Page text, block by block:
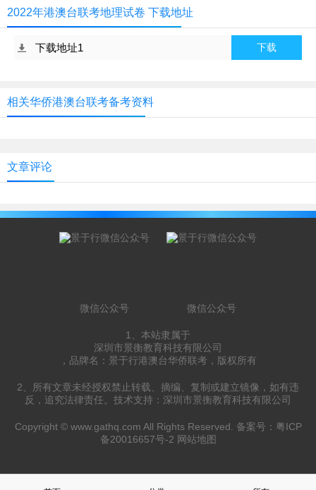
2022年港澳台联考地理试卷 下载地址
下载
下载地址1
相关华侨港澳台联考备考资料
文章评论
微信公众号 微信公众号
1、本站隶属于
深圳市景衡教育科技有限公司
，品牌名：景于行港澳台华侨联考，版权所有
2、所有文章未经授权禁止转载、摘编、复制或建立镜像，如有违
反，追究法律责任。技术支持：深圳市景衡教育科技有限公司
Copyright © www.gathq.com All Rights Reserved. 备案号： 粤ICP
备20016657号-2 网站地图